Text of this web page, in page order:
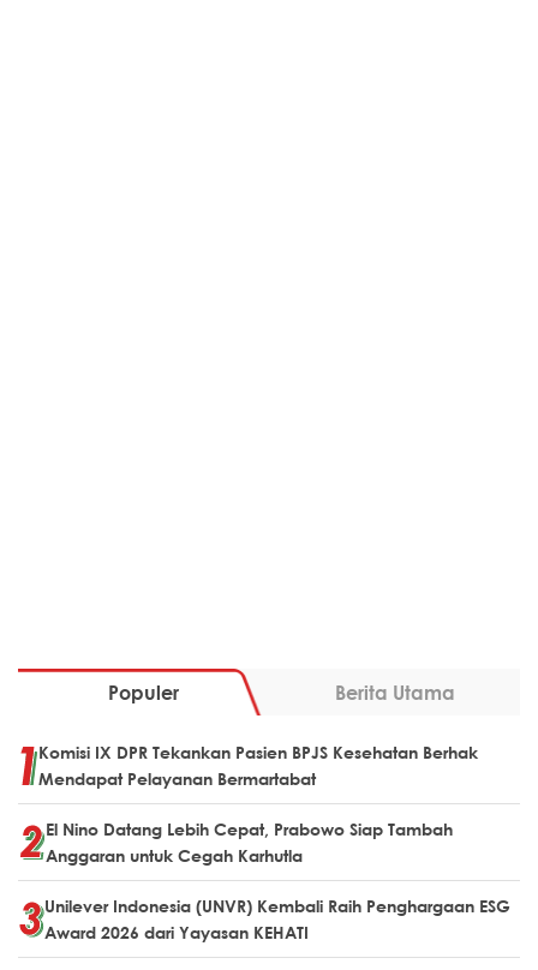
Populer Berita Utama
Komisi IX DPR Tekankan Pasien BPJS Kesehatan Berhak
Mendapat Pelayanan Bermartabat
El Nino Datang Lebih Cepat, Prabowo Siap Tambah
Anggaran untuk Cegah Karhutla
Unilever Indonesia (UNVR) Kembali Raih Penghargaan ESG
Award 2026 dari Yayasan KEHATI